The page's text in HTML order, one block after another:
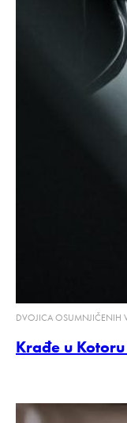
DVOJICA OSUMNJIČENIH
Krađe u